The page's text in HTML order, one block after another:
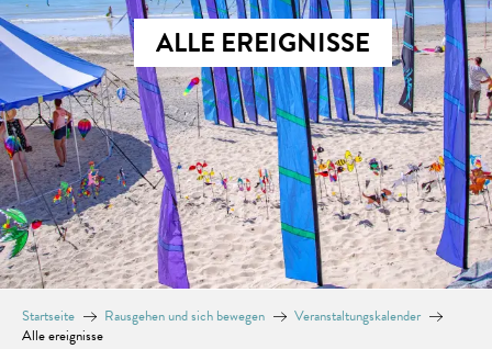
ALLE EREIGNISSE
Startseite Rausgehen und sich bewegen
Veranstaltungskalender
Alle ereignisse